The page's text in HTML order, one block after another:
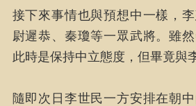
接下來事情也與預想中一樣，
尉遲恭、秦瓊等一眾武將。雖
此時是保持中立態度，但畢竟與
隨即次日李世民一方安排在朝